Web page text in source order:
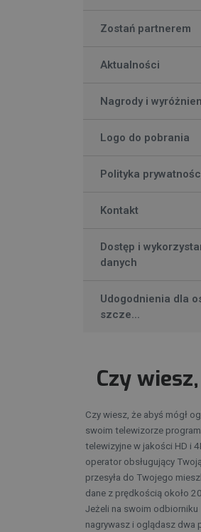
Zostań partnerem
Aktualności
Nagrody i
Logo do pobrania
Polityka
Kontakt
Dostęp i
danych
Udogodnienia dla
szcze...
Czy
Czy wiesz, że abyś mógł
swoim telewizorze
telewizyjne w jakości HD i
operator obsługujący
przesyła do Twojego
dane z prędkością około
Jeżeli na swoim odbiorniku
nagrywasz i oglądasz dwa